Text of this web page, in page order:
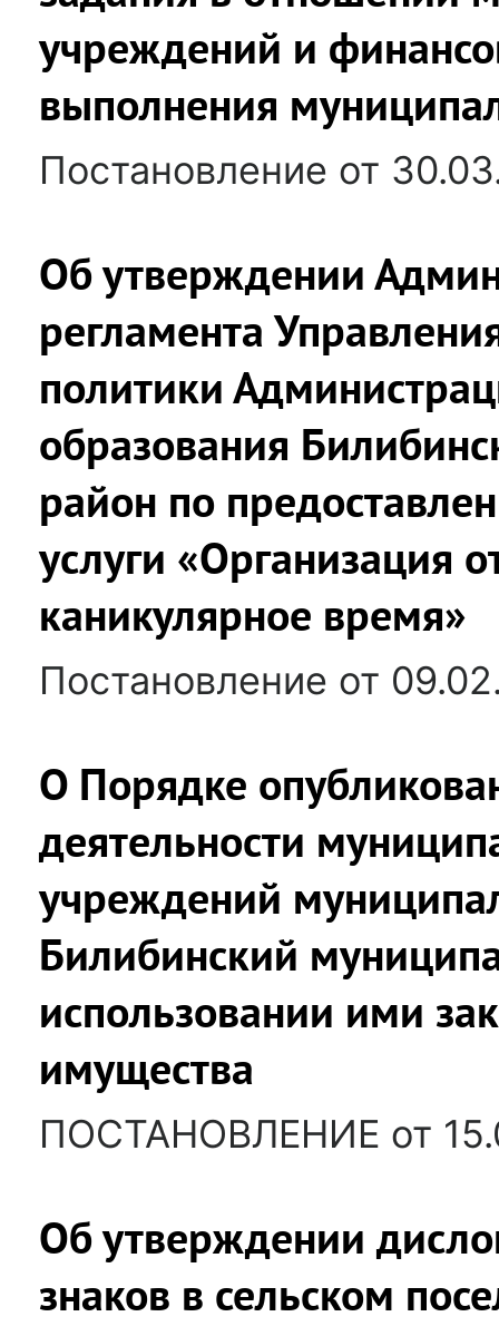
учреждений и
выполнения
Постановление от
Об утверждении
регламента
политики
образования
район по
услуги «Организация
каникулярное время»
Постановление от
О Порядке
деятельности
учреждений
Билибинский
использовании ими
имущества
ПОСТАНОВЛЕНИЕ от
Об утверждении
знаков в сельском